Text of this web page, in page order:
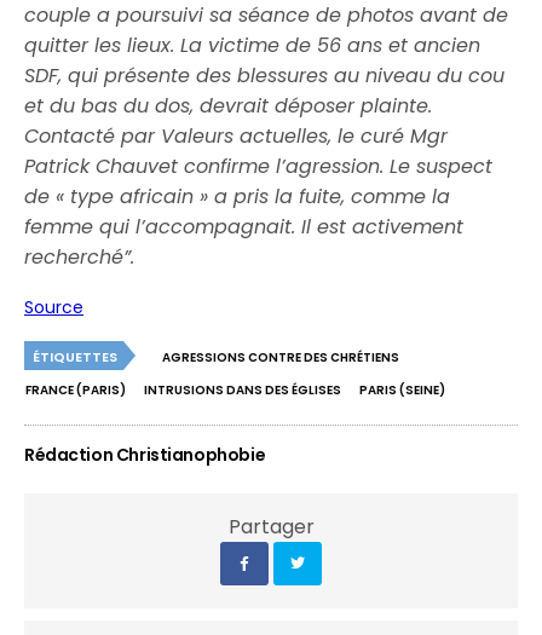
couple a poursuivi sa séance de photos avant de
quitter les lieux. La victime de 56 ans et ancien
SDF, qui présente des blessures au niveau du cou
et du bas du dos, devrait déposer plainte.
Contacté par Valeurs actuelles, le curé Mgr
Patrick Chauvet confirme l’agression. Le suspect
de « type africain » a pris la fuite, comme la
femme qui l’accompagnait. Il est activement
recherché”.
Source
ÉTIQUETTES
AGRESSIONS CONTRE DES CHRÉTIENS
FRANCE (PARIS)
INTRUSIONS DANS DES ÉGLISES PARIS (SEINE)
Rédaction Christianophobie
Partager